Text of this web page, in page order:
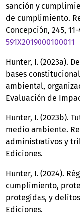
sanción y
de cumplimiento.
Concepción, 245, 11-
591X2019000100011
Hunter, I. (2023a).
bases
ambiental,
Evaluación de
Hunter, I. (2023b).
medio ambiente.
administrativos y
Ediciones.
Hunter, I. (2024).
cumplimiento,
protegidas, y
Ediciones.